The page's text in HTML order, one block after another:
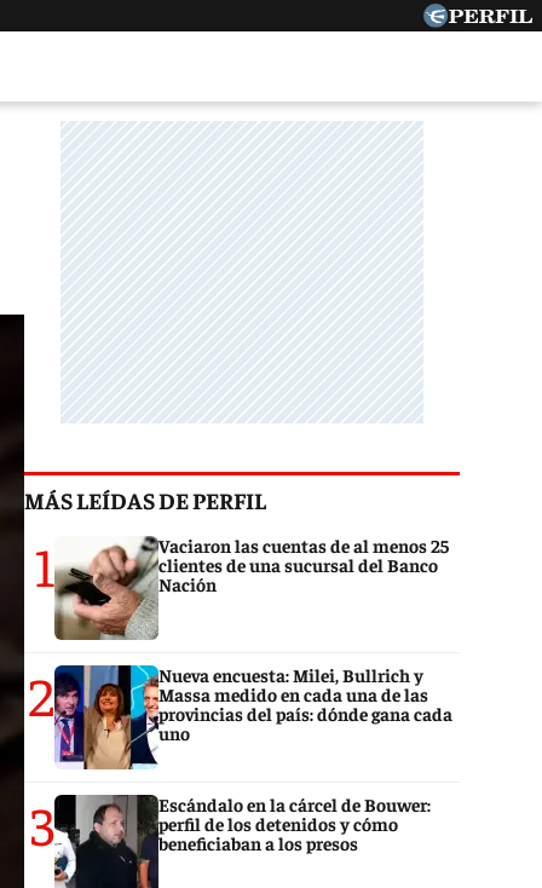
MÁS LEÍDAS DE PERFIL
1
Vaciaron las cuentas de al menos 25
clientes de una sucursal del Banco
Nación
2
Nueva encuesta: Milei, Bullrich y
Massa medido en cada una de las
provincias del país: dónde gana cada
uno
3
Escándalo en la cárcel de Bouwer:
perfil de los detenidos y cómo
beneficiaban a los presos